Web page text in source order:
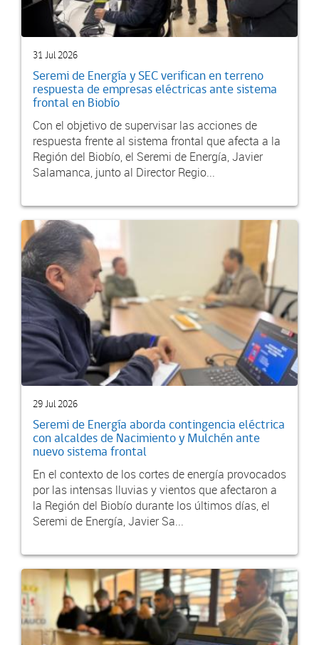
31 Jul 2026
Seremi de Energía y SEC verifican en terreno
respuesta de empresas eléctricas ante sistema
frontal en Biobío
Con el objetivo de supervisar las acciones de
respuesta frente al sistema frontal que afecta a la
Región del Biobío, el Seremi de Energía, Javier
Salamanca, junto al Director Regio...
29 Jul 2026
Seremi de Energía aborda contingencia eléctrica
con alcaldes de Nacimiento y Mulchén ante
nuevo sistema frontal
En el contexto de los cortes de energía provocados
por las intensas lluvias y vientos que afectaron a
la Región del Biobío durante los últimos días, el
Seremi de Energía, Javier Sa...